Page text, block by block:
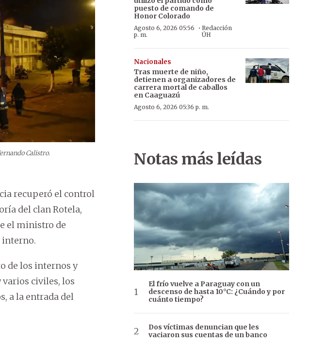
Calistro.
recuperó el control
del clan Rotela,
el ministro de
interno.
de los internos y
varios civiles, los
a la entrada del
puesto de comando de
Honor Colorado
Agosto 6, 2026 05:56
p. m.
· Redacción
ÚH
Nacionales
Tras muerte de niño,
detienen a organizadores de
carrera mortal de caballos
en Caaguazú
Agosto 6, 2026 05:36 p. m.
Notas más leídas
El frío vuelve a Paraguay con un
descenso de hasta 10°C: ¿Cuándo y por
cuánto tiempo?
Dos víctimas denuncian que les
vaciaron sus cuentas de un banco